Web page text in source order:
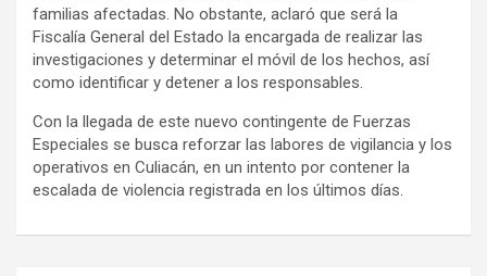
familias afectadas. No obstante, aclaró que será la
Fiscalía General del Estado la encargada de realizar las
investigaciones y determinar el móvil de los hechos, así
como identificar y detener a los responsables.
Con la llegada de este nuevo contingente de Fuerzas
Especiales se busca reforzar las labores de vigilancia y los
operativos en Culiacán, en un intento por contener la
escalada de violencia registrada en los últimos días.